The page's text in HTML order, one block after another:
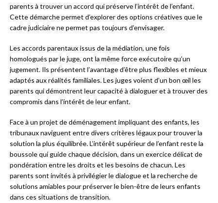
parents à trouver un accord qui préserve l’intérêt de l’enfant.
Cette démarche permet d’explorer des options créatives que le
cadre judiciaire ne permet pas toujours d’envisager.
Les accords parentaux issus de la médiation, une fois
homologués par le juge, ont la même force exécutoire qu’un
jugement. Ils présentent l’avantage d’être plus flexibles et mieux
adaptés aux réalités familiales. Les juges voient d’un bon œil les
parents qui démontrent leur capacité à dialoguer et à trouver des
compromis dans l’intérêt de leur enfant.
Face à un projet de déménagement impliquant des enfants, les
tribunaux naviguent entre divers critères légaux pour trouver la
solution la plus équilibrée. L’intérêt supérieur de l’enfant reste la
boussole qui guide chaque décision, dans un exercice délicat de
pondération entre les droits et les besoins de chacun. Les
parents sont invités à privilégier le dialogue et la recherche de
solutions amiables pour préserver le bien-être de leurs enfants
dans ces situations de transition.